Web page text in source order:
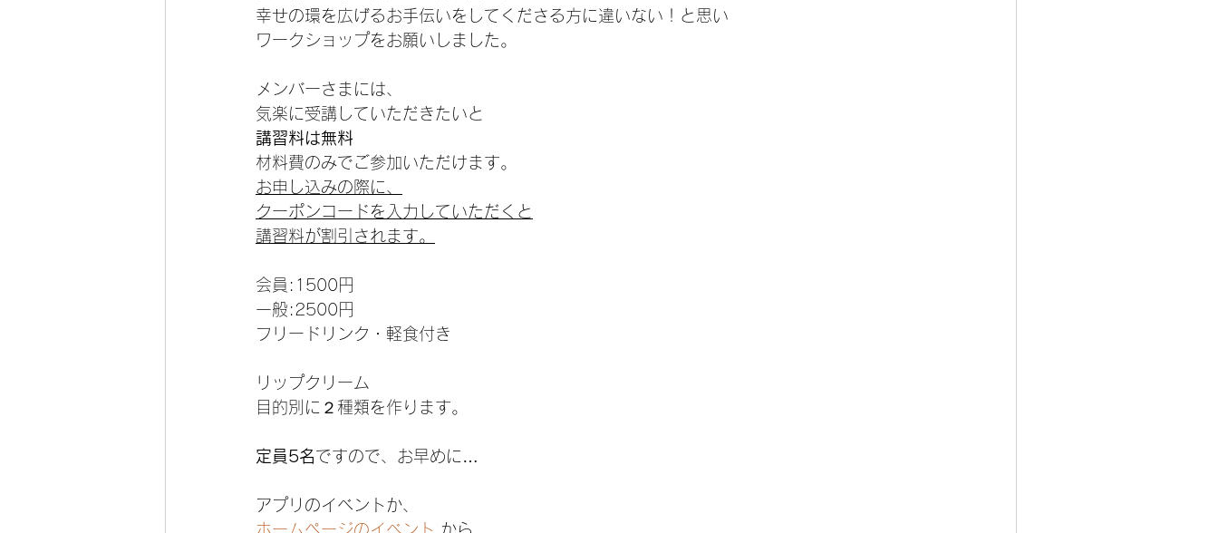
幸せの環を広げるお手伝いをしてくださる方に違いない！と思い
ワークショップをお願いしました。
メンバーさまには、
気楽に受講していただきたいと
講習料は無料
材料費のみでご参加いただけます。
お申し込みの際に、
クーポンコードを入力していただくと
講習料が割引されます。
会員:1500円
一般:2500円
フリードリンク・軽食付き
リップクリーム
目的別に２種類を作ります。
定員5名ですので、お早めに…
アプリのイベントか、
ホームページのイベント から